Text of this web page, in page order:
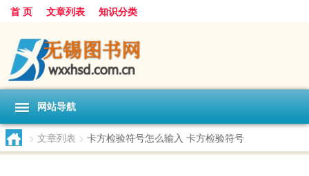
首 页 文章列表 知识分类
网站导航
> 文章列表 > 卡方检验符号怎么输入 卡方检验符号